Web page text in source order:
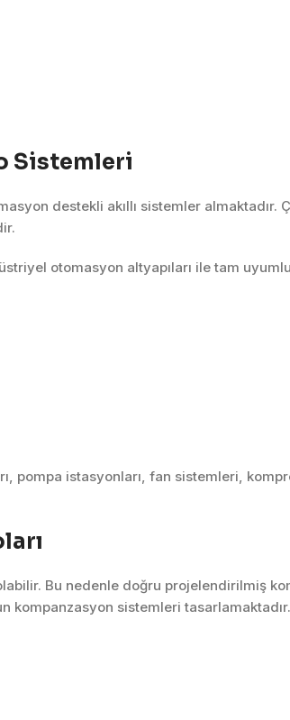
Sistemleri
destekli akıllı sistemler
otomasyon altyapıları ile tam
istasyonları, fan sistemleri,
Bu nedenle doğru projelendirilmiş
kompanzasyon sistemleri tasarlamaktadır.